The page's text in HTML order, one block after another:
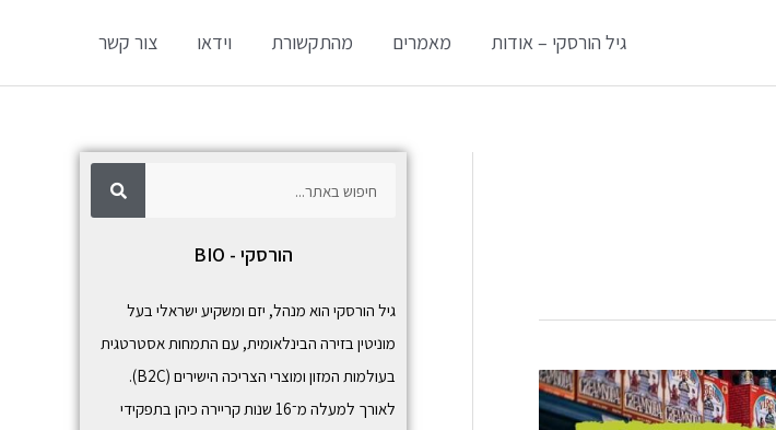
גיל הורסקי – אודות מאמרים מהתקשורת וידאו צור קשר
ש
ח
י
ו
הורסקי - BIO
גיל הורסקי הוא מנהל, יזם ומשקיע ישראלי בעל
מוניטין בזירה הבינלאומית, עם התמחות אסטרטגית
בעולמות המזון ומוצרי הצריכה הישירים (B2C).
לאורך למעלה מ־16 שנות קריירה כיהן בתפקידי